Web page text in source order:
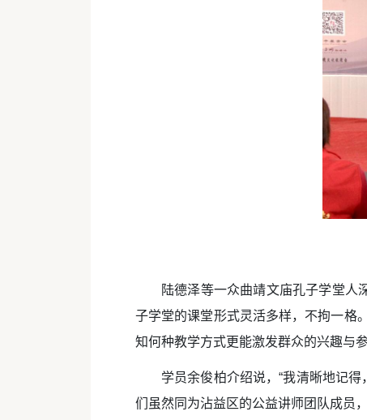
陆德泽等一众曲靖文庙孔子学堂人
子学堂的课堂形式灵活多样，不拘一格
知何种教学方式更能激发群众的兴趣与
学员余俊柏介绍说，“我清晰地记
们虽然同为沾益区的公益讲师团队成员